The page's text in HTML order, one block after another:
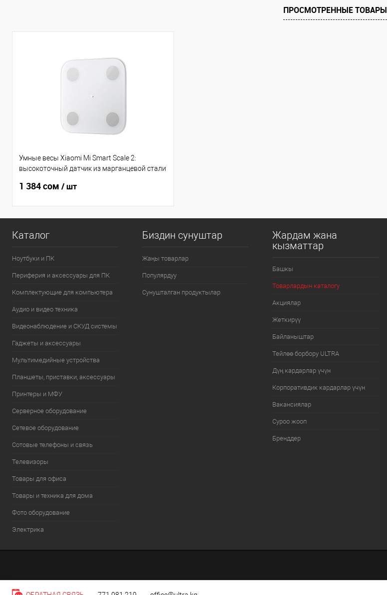
ПРОСМОТРЕННЫЕ ТОВАРЫ
Умные весы Xiaomi Mi Smart Scale 2:
высокоточный датчик из марганцевой стали
Bluetooth 5.0, расчет BMI и тест на баланс, до
1 384 cом / шт
Каталог
Ноутбуки и ПК
Периферия и аксессуары для ПК
Комплектующие для компьютера
Аудио и видео техника
Видеонаблюдение и СКУД системы
Гаджеты и аксессуары
Мультимедийные устройства
Планшеты, приставки, аксессуары
Принтеры и МФУ
Серверное оборудование
Сетевое оборудование
Сотовые телефоны и связь
Телевизоры
Товары для офиса
Товары и техника для дома
Фото оборудование
Электрика
Биздин сунуштар
Жаңы товарлар
Популярдуу
Сунушталган продуктылар
Жардам жана
кызматтар
Башкы
Товарлардын каталогу
Акциялар
Жеткирүү
Байланыштар
Тейлөө борбору ULTRA
Дүң кардарлар үчүн
Корпоративдик кардарлар үчүн
Вакансиялар
Суроо жооп
Бренддер